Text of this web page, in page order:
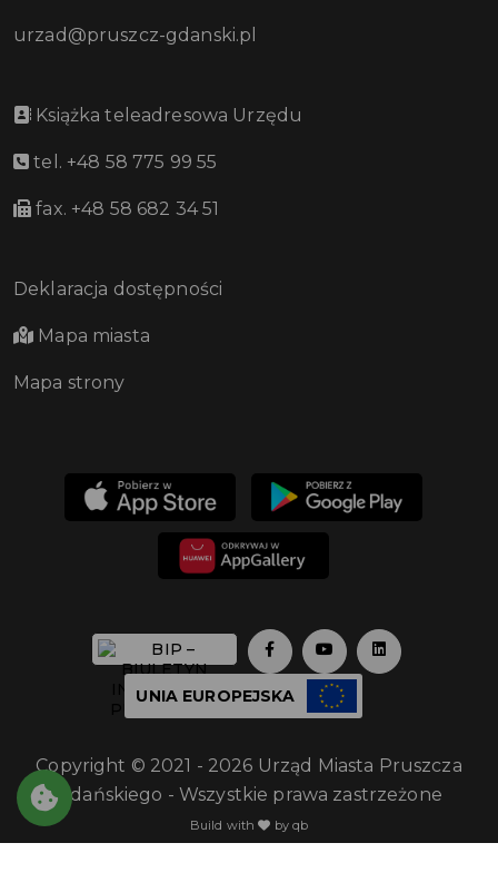
urzad@pruszcz-gdanski.pl
Książka teleadresowa Urzędu
tel. +48 58 775 99 55
fax. +48 58 682 34 51
Deklaracja dostępności
Mapa miasta
Mapa strony
UNIA EUROPEJSKA
Copyright © 2021 - 2026 Urząd Miasta Pruszcza
Gdańskiego - Wszystkie prawa zastrzeżone
Build with by qb